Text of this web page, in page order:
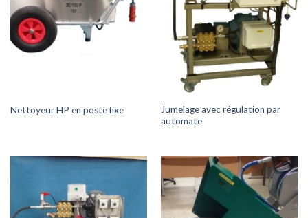
Nettoyeur HP en poste fixe
Jumelage avec régulation par
automate